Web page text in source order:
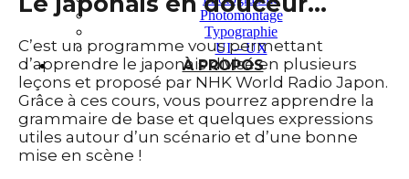
Photomontage
Typographie
UI – UX
À PROPOS
C’est un programme vous permettant
d’apprendre le japonais divisé en plusieurs
leçons et proposé par NHK World Radio Japon.
Grâce à ces cours, vous pourrez apprendre la
grammaire de base et quelques expressions
utiles autour d’un scénario et d’une bonne
mise en scène !